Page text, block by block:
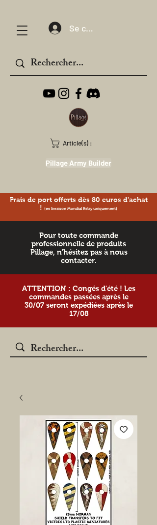
Se connecter
Article(s) :
Pillage Army Builder
Frais de port offerts dès 80 euros d'achat
! (en livraison Mondial Relay uniquement)
Pour toute commande
professionnelle de produits
Pillage, n'hésitez pas à nous
contacter.
ATTENTION : Congés d'été ! Les
commandes passées après le
30/07 seront expédiées après le
17/08